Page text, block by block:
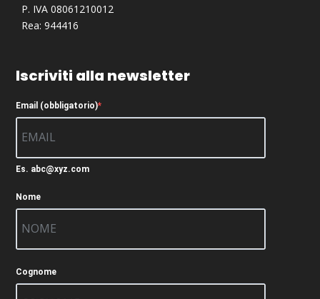
P. IVA 08061210012
Rea: 944416
Iscriviti alla newsletter
Email (obbligatorio)
Es. abc@xyz.com
Nome
Cognome